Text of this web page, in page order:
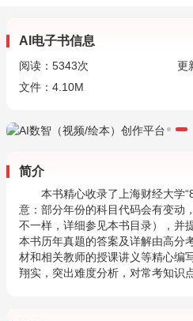
AI电子书信息
阅读： 5343次
更
文件：4.10M
简介
本书精心收录了上海财经大学
意：部分年份的科目代码会有变动
不一样，详细参见本书目录），并
本书历年真题的答案及详解由高分
材和相关教师的授课讲义等精心编
翔实，突出难度分析，对常考知识